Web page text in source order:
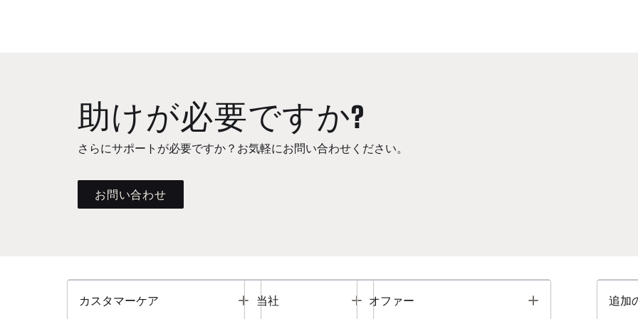
助けが必要ですか?
さらにサポートが必要ですか？お気軽にお問い合わせください。
お問い合わせ
カスタマーケア Toggle
当社 Toggle
オファー Toggle 追加